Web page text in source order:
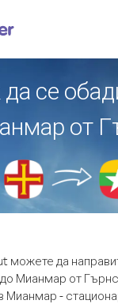
да се
от
можете да
Мианмар от
Мианмар -